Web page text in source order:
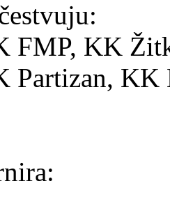
FMP, KK
Partizan, KK